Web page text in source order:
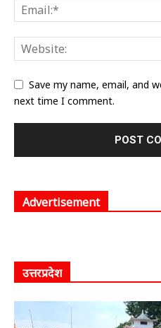
Save my name, email, and
next time I comment.
Advertisement
उत्तरप्रदेश